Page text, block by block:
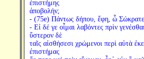
ἐπιστήμης
ἀποβολήν;
- (75e) Πάντως δήπου, ἔφη, ὦ
- Εἰ δέ γε οἶμαι λαβόντες πρὶν
ὕστερον δὲ
ταῖς αἰσθήσεσι χρώμενοι περὶ αὐτὰ
ἐπιστήμας